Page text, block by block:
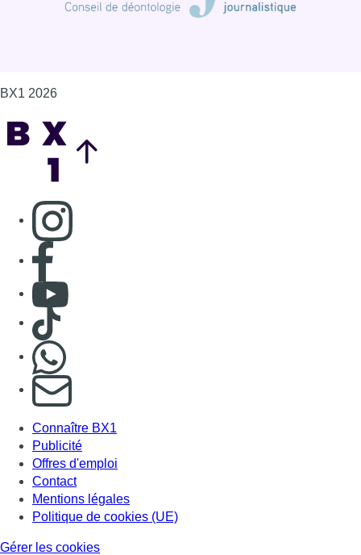
BX1 2026
Consulter page Instagram
Consulter page Facebook
Consulter Youtube
Consulter TikTok
S'abonner à notre newsletter
Connaître BX1
Publicité
Offres d'emploi
Contact
Mentions légales
Politique de cookies (UE)
Gérer les cookies